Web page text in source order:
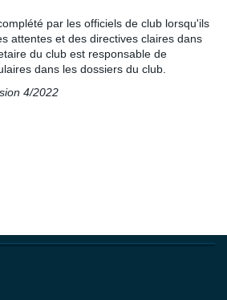
par les officiels de club lorsqu'ils
attentes et des directives claires dans
du club est responsable de
dans les dossiers du club.
4/2022